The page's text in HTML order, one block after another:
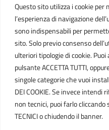
Questo sito utilizza i cookie
l’esperienza di navigazione
sono indispensabili per
sito. Solo previo consenso
ulteriori tipologie di cookie.
pulsante ACCETTA TUTTI,
singole categorie che vuoi
DEI COOKIE. Se invece intendi
non tecnici, puoi farlo cliccando
TECNICI o chiudendo il banner.
C.F. / P.IVA
IT01807790686
POSTA ELETTRONICA
PEC
protocollo.sogetspa@pec.it